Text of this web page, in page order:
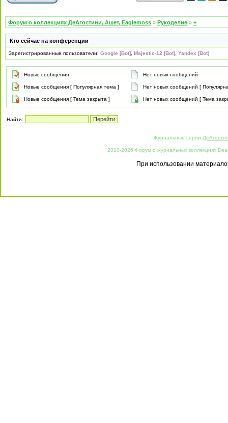
Форум о коллекциях ДеАгостини, Ашет, Eaglemoss » Рукоделие » +
Кто сейчас на конференции
Зарегистрированные пользователи: Google [Bot] Majestic-12 [Bot] Yandex [Bot]
Новые сообщения Нет новых сообщений
Новые сообщения [ Популярная тема ] Нет новых сообщений [
Новые сообщения [ Тема закрыта ] Нет новых сообщений [ Тема
Найти:
Журнальные серии
2010-2026 Форум о журнальных коллекциях
При использовании